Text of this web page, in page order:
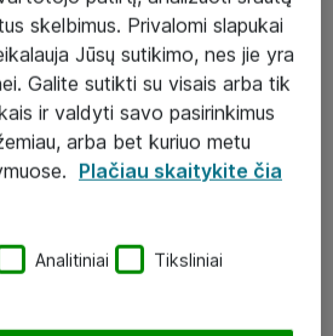
verslui
skelbimus. Privalomi slapukai
Jūsų sutikimo, nes jie yra
Galite sutikti su visais arba tik
ir valdyti savo pasirinkimus
arba bet kuriuo metu
Plačiau skaitykite čia
Analitiniai Tiksliniai